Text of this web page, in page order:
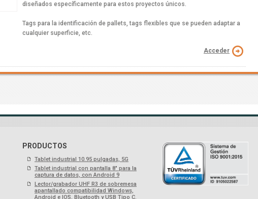
diseñados específicamente para estos proyectos únicos.
Tags para la identificación de pallets, tags flexibles que se pueden adaptar a
cualquier superficie, etc.
Acceder
PRODUCTOS
Tablet industrial 10.95 pulgadas, 5G
Tablet industrial con pantalla 8" para la
captura de datos, con Android 9
Lector/grabador UHF R3 de sobremesa
apantallado compatibilidad Windows,
Android e IOS, Bluetooth y USB Tipo C.